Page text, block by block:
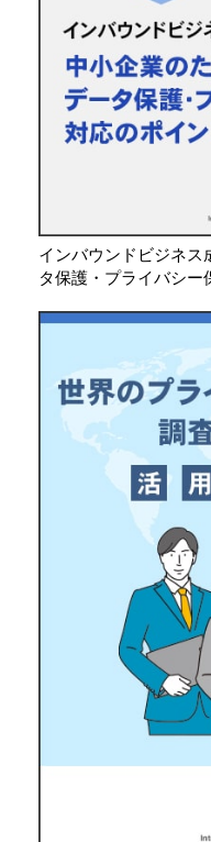
インバウンドビジネス
タ保護・プライバシー